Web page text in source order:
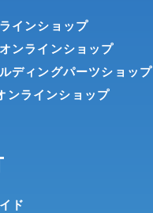
インショップ
ンラインショップ
ディングパーツショップ
ンラインショップ
ド